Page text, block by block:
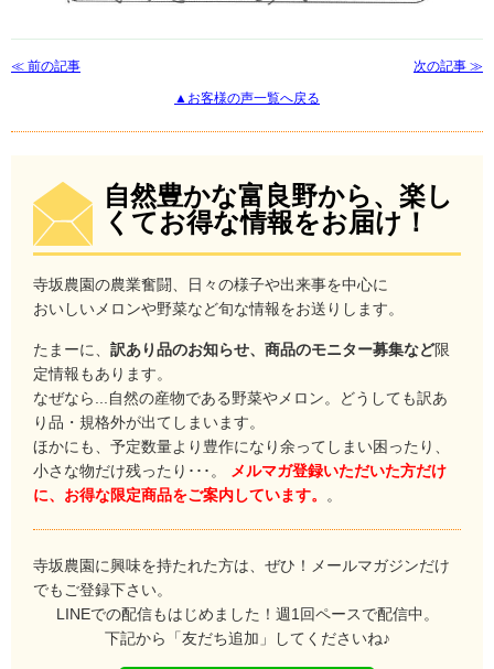
≪ 前の記事 次の記事 ≫
▲お客様の声一覧へ戻る
自然豊かな富良野から、楽し
くてお得な情報をお届け！
寺坂農園の農業奮闘、日々の様子や出来事を中心に
おいしいメロンや野菜など旬な情報をお送りします。
たまーに、 訳あり品のお知らせ、商品のモニター募集など限
定情報もあります。
なぜなら...自然の産物である野菜やメロン。どうしても訳あ
り品・規格外が出てしまいます。
ほかにも、予定数量より豊作になり余ってしまい困ったり、
小さな物だけ残ったり･･･。
メルマガ登録いただいた方だけ
に、お得な限定商品をご案内しています。
。
寺坂農園に興味を持たれた方は、ぜひ！メールマガジンだけ
でもご登録下さい。
LINEでの配信もはじめました！週1回ペースで配信中。
下記から「友だち追加」してくださいね♪